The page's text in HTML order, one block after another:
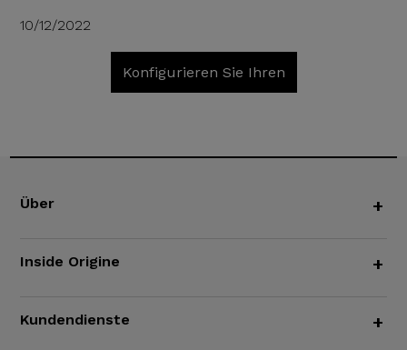
10/12/2022
Konfigurieren Sie Ihren
Über +
Inside Origine +
Kundendienste +